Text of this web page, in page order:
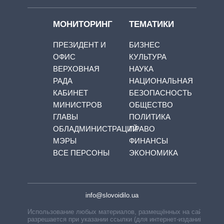
МОНИТОРИНГ
ПРЕЗИДЕНТ И
ОФИС
ВЕРХОВНАЯ
РАДА
КАБИНЕТ
МИНИСТРОВ
ГЛАВЫ
ОБЛАДМИНИСТРАЦИЙ
МЭРЫ
ВСЕ ПЕРСОНЫ
ТЕМАТИКИ
БИЗНЕС
КУЛЬТУРА
НАУКА
НАЦИОНАЛЬНАЯ
БЕЗОПАСНОСТЬ
ОБЩЕСТВО
ПОЛИТИКА
ПРАВО
ФИНАНСЫ
ЭКОНОМИКА
info@slovoidilo.ua
Использование любых материалов, размещённых на сайте,
разрешается при указании ссылки (для интернет-изданий —